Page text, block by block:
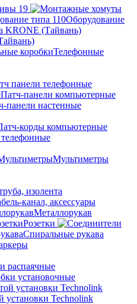
19
Оборудование
Телефонные
панели телефонные
Патч-панели компьютерные
панели настенные
корды компьютерные
Мультиметры
изолента
канал, аксессуары
Металлорукав
Розетки
Спиральные рукава
распаячные
установочные
установки Technolink